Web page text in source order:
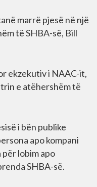
marrë pjesë në një
të SHBA-së, Bill
ekzekutiv i NAAC-it,
e atëhershëm të
i bën publike
apo kompani
lobim apo
SHBA-së.